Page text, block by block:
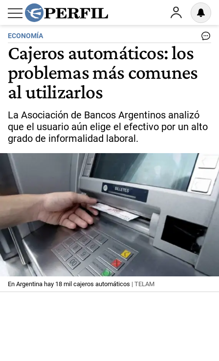
ECONOMÍA
Cajeros automáticos: los
problemas más comunes
al utilizarlos
La Asociación de Bancos Argentinos analizó
que el usuario aún elige el efectivo por un alto
grado de informalidad laboral.
En Argentina hay 18 mil cajeros automáticos | TELAM